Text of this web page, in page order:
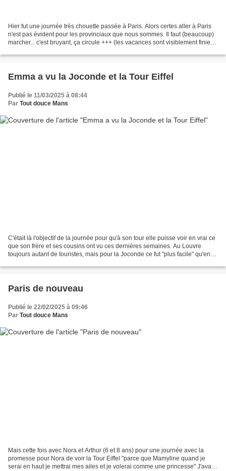
Hier fut une journée très chouette passée à Paris. Alors certes aller à Paris
n'est pas évident pour les provinciaux que nous sommes. Il faut (beaucoup)
marcher... c'est bruyant, ça circule +++ (les vacances sont visiblement finies
Emma a vu la Joconde et la Tour Eiffel
Publié le 11/03/2025 à 08:44
Par Tout douce Mans
C'était là l'objectif de la journée pour qu'à son tour elle puisse voir en vrai ce
que son frère et ses cousins ont vu ces dernières semaines. Au Louvre
toujours autant de touristes, mais pour la Joconde ce fut "plus facile" qu'en
Paris de nouveau
Publié le 22/02/2025 à 09:46
Par Tout douce Mans
Mais cette fois avec Nora et Arthur (6 et 8 ans) pour une journée avec la
promesse pour Nora de voir la Tour Eiffel "parce que Mamyline quand je
serai en haut je mettrai mes ailes et je volerai comme une princesse" J'avais